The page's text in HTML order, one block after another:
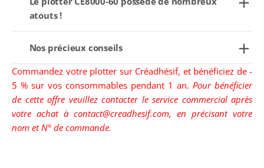
atouts !
Nos précieux conseils
Commandez votre plotter sur Créadhésif, et bénéficiez de -
5 % sur vos consommables pendant 1 an. Pour bénéficier
de cette offre veuillez contacter le service commercial après
votre achat à contact@creadhesif.com, en précisant votre
nom et N° de commande.